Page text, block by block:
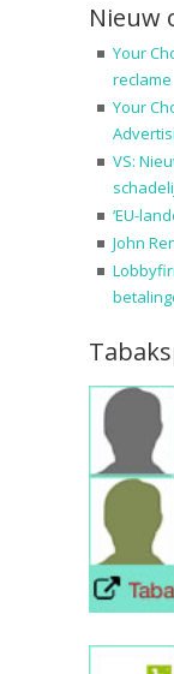
Nieuw
Your
reclame
Your
VS:
‘EU-
John